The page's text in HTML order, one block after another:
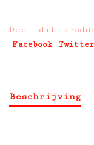
Deel dit
Facebook Twitter
Beschrijving